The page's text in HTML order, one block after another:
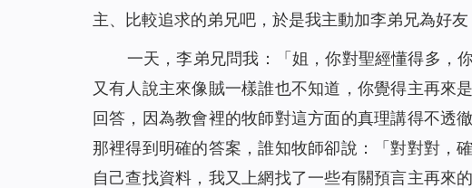
主、比較追求的弟兄吧，於是我主動加李弟兄為好友
一天，李弟兄問我：「姐，你對聖經懂得多，
又有人說主來像賊一樣誰也不知道，你覺得主再來
回答，因為教會裡的牧師對這方面的真理講得不透
那裡得到明確的答案，誰知牧師卻說：「對對對，
自己查找資料，我又上網找了一些有關預言主再來